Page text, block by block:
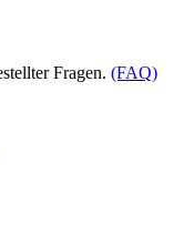
Fragen. (FAQ)